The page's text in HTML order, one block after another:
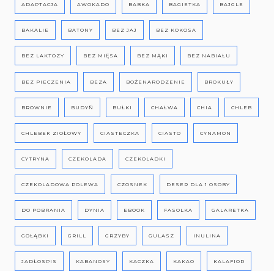
ADAPTACJA AWOKADO BABKA BAGIETKA BAJGLE
BAKALIE BATONY BEZ JAJ BEZ KOKOSA
BEZ LAKTOZY BEZ MIĘSA BEZ MĄKI BEZ NABIAŁU
BEZ PIECZENIA BEZA BOŻENARODZENIE BROKUŁY
BROWNIE BUDYŃ BUŁKI CHAŁWA CHIA CHLEB
CHLEBEK ZIOŁOWY CIASTECZKA CIASTO CYNAMON
CYTRYNA CZEKOLADA CZEKOLADKI
CZEKOLADOWA POLEWA CZOSNEK DESER DLA 1 OSOBY
DO POBRANIA DYNIA EBOOK FASOLKA GALARETKA
GOŁĄBKI GRILL GRZYBY GULASZ INULINA
JADŁOSPIS KABANOSY KACZKA KAKAO KALAFIOR